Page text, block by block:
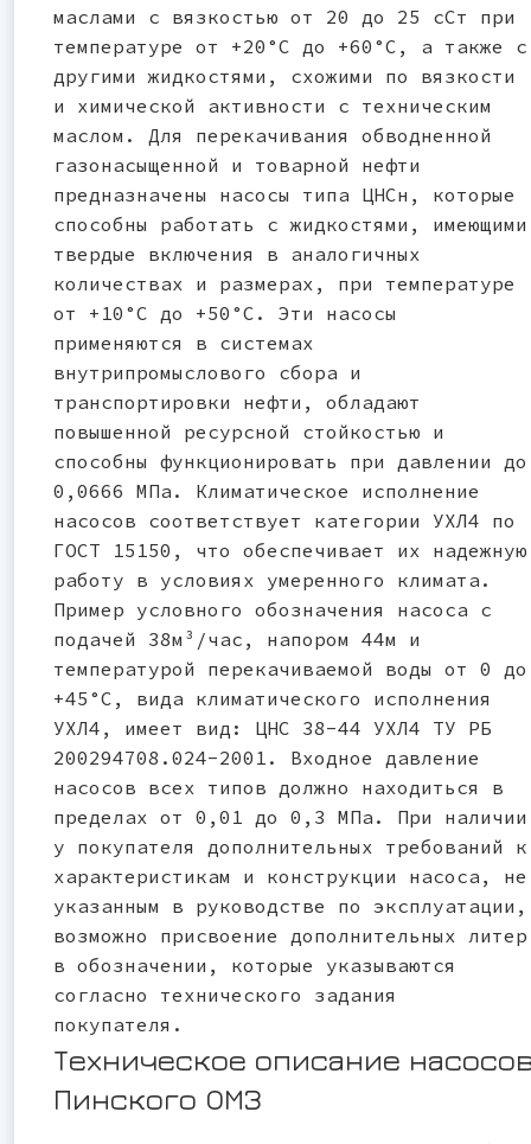
маслами с вязкостью от 20 до 25 сСт при
температуре от +20°С до +60°С, а также с
другими жидкостями, схожими по вязкости
и химической активности с техническим
маслом. Для перекачивания обводненной
газонасыщенной и товарной нефти
предназначены насосы типа ЦНСн, которые
способны работать с жидкостями, имеющими
твердые включения в аналогичных
количествах и размерах, при температуре
от +10°С до +50°С. Эти насосы
применяются в системах
внутрипромыслового сбора и
транспортировки нефти, обладают
повышенной ресурсной стойкостью и
способны функционировать при давлении до
0,0666 МПа. Климатическое исполнение
насосов соответствует категории УХЛ4 по
ГОСТ 15150, что обеспечивает их надежную
работу в условиях умеренного климата.
Пример условного обозначения насоса с
подачей 38м³/час, напором 44м и
температурой перекачиваемой воды от 0 до
+45°С, вида климатического исполнения
УХЛ4, имеет вид: ЦНС 38-44 УХЛ4 ТУ РБ
200294708.024-2001. Входное давление
насосов всех типов должно находиться в
пределах от 0,01 до 0,3 МПа. При наличии
у покупателя дополнительных требований к
характеристикам и конструкции насоса, не
указанным в руководстве по эксплуатации,
возможно присвоение дополнительных литер
в обозначении, которые указываются
согласно технического задания
покупателя.
Техническое описание
Пинского ОМЗ